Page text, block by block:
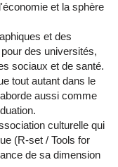
et la sphère
et des
des universités,
sociaux et de santé.
tout autant dans le
aussi comme
culturelle qui
(R-set / Tools for
de sa dimension